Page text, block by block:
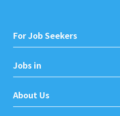
For Job Seekers
Jobs in
About Us